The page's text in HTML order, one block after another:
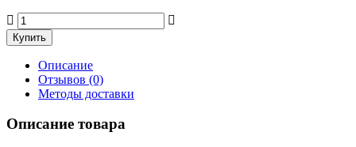
Описание
Отзывов (0)
Методы доставки
Описание товара